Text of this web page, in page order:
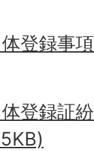
登録事
登録証